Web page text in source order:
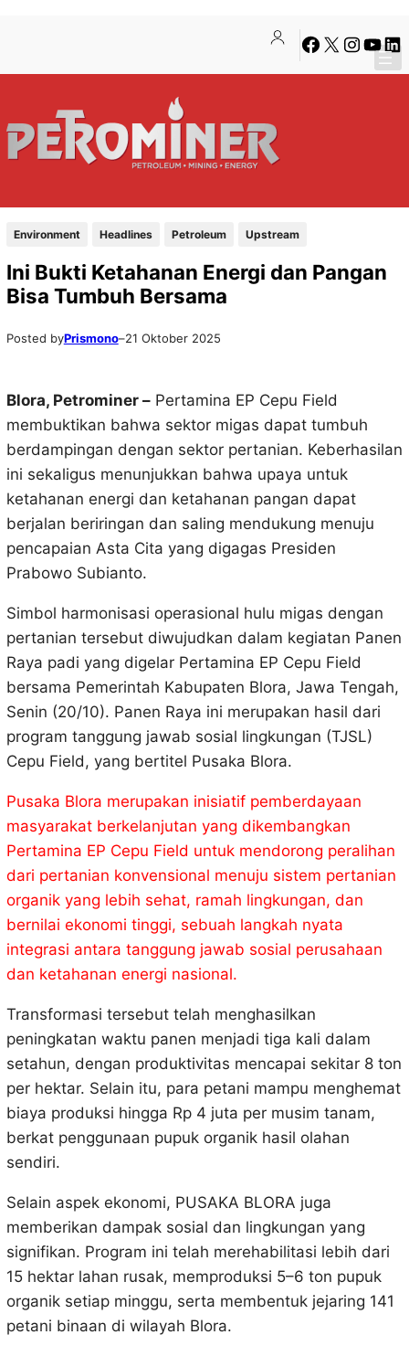
konten
content
Facebook
X Instagram
Environment Headlines Petroleum Upstream
Ini Bukti Ketahanan Energi dan Pangan
Bisa Tumbuh Bersama
Posted byPrismono–21 Oktober 2025
Blora, Petrominer –Pertamina EP Cepu Field
membuktikan bahwa sektor migas dapat tumbuh
berdampingan dengan sektor pertanian. Keberhasilan
ini sekaligus menunjukkan bahwa upaya untuk
ketahanan energi dan ketahanan pangan dapat
berjalan beriringan dan saling mendukung menuju
pencapaian Asta Cita yang digagas Presiden
Prabowo Subianto.
Simbol harmonisasi operasional hulu migas dengan
pertanian tersebut diwujudkan dalam kegiatan Panen
Raya padi yang digelar Pertamina EP Cepu Field
bersama Pemerintah Kabupaten Blora, Jawa Tengah,
Senin (20/10). Panen Raya ini merupakan hasil dari
program tanggung jawab sosial lingkungan (TJSL)
Cepu Field, yang bertitel Pusaka Blora.
Pusaka Blora merupakan inisiatif pemberdayaan
masyarakat berkelanjutan yang dikembangkan
Pertamina EP Cepu Field untuk mendorong peralihan
dari pertanian konvensional menuju sistem pertanian
organik yang lebih sehat, ramah lingkungan, dan
bernilai ekonomi tinggi, sebuah langkah nyata
integrasi antara tanggung jawab sosial perusahaan
dan ketahanan energi nasional.
Transformasi tersebut telah menghasilkan
peningkatan waktu panen menjadi tiga kali dalam
setahun, dengan produktivitas mencapai sekitar 8 ton
per hektar. Selain itu, para petani mampu menghemat
biaya produksi hingga Rp 4 juta per musim tanam,
berkat penggunaan pupuk organik hasil olahan
sendiri.
Selain aspek ekonomi, PUSAKA BLORA juga
memberikan dampak sosial dan lingkungan yang
signifikan. Program ini telah merehabilitasi lebih dari
15 hektar lahan rusak, memproduksi 5–6 ton pupuk
organik setiap minggu, serta membentuk jejaring 141
petani binaan di wilayah Blora.